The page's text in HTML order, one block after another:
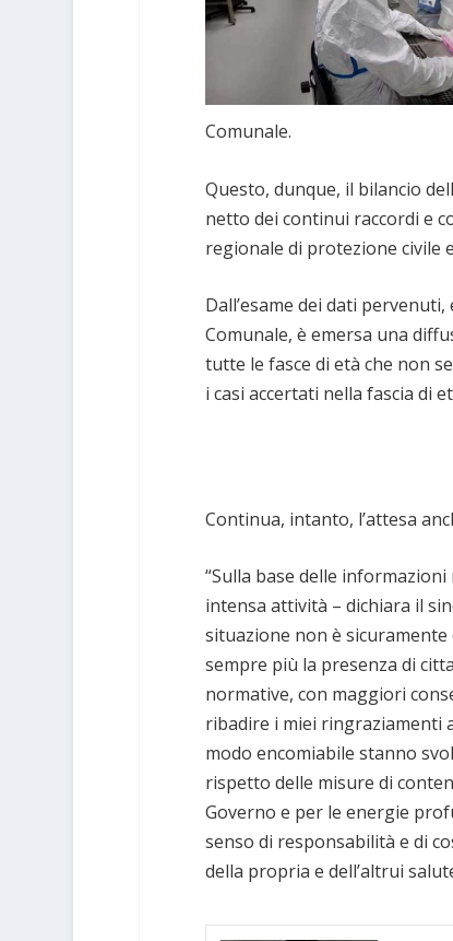
Comunale.
Questo, dunque, il bilancio
netto dei continui raccordi e
regionale di protezione civile
Dall’esame dei dati
Comunale, è emersa una
tutte le fasce di età che non
i casi accertati nella fascia di
Continua, intanto, l’attesa
“Sulla base delle
intensa attività – dichiara il
situazione non è
sempre più la presenza di
normative, con maggiori
ribadire i miei ringraziamenti
modo encomiabile stanno
rispetto delle misure di
Governo e per le energie
senso di responsabilità e di
della propria e dell’altrui